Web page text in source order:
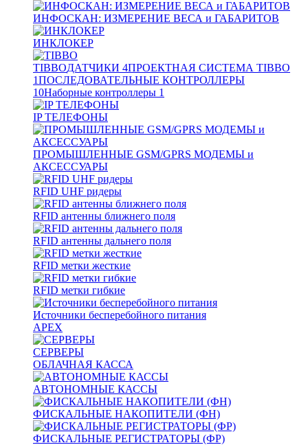
ИНФОСКАН: ИЗМЕРЕНИЕ ВЕСА и ГАБАРИТОВ
ИНКЛОКЕР
TIBBOДАТЧИКИ 4ПРОЕКТНАЯ СИСТЕМА TIBBO
1ПОСЛЕДОВАТЕЛЬНЫЕ КОНТРОЛЛЕРЫ
10Наборные контроллеры 1
IP ТЕЛЕФОНЫ
ПРОМЫШЛЕННЫЕ GSM/GPRS МОДЕМЫ и
АКСЕССУАРЫ
RFID UHF ридеры
RFID антенны ближнего поля
RFID антенны дальнего поля
RFID метки жесткие
RFID метки гибкие
Источники бесперебойного питания
APEX
СЕРВЕРЫ
ОБЛАЧНАЯ КАССА
АВТОНОМНЫЕ КАССЫ
ФИСКАЛЬНЫЕ НАКОПИТЕЛИ (ФН)
ФИСКАЛЬНЫЕ РЕГИСТРАТОРЫ (ФР)